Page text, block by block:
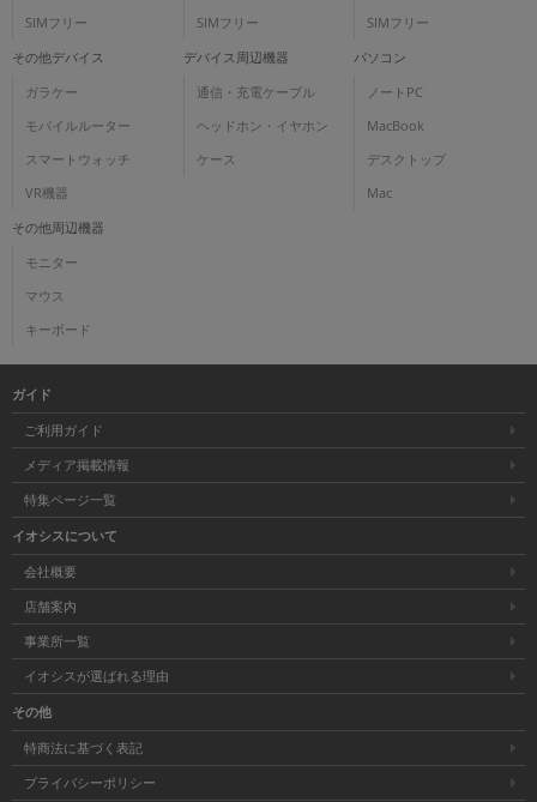
SIMフリー
SIMフリー
SIMフリー
その他デバイス
ガラケー
モバイルルーター
スマートウォッチ
VR機器
デバイス周辺機器
通信・充電ケーブル
ヘッドホン・イヤホン
ケース
パソコン
ノートPC
MacBook
デスクトップ
Mac
その他周辺機器
モニター
マウス
キーボード
ガイド
ご利用ガイド
メディア掲載情報
特集ページ一覧
イオシスについて
会社概要
店舗案内
事業所一覧
イオシスが選ばれる理由
その他
特商法に基づく表記
プライバシーポリシー